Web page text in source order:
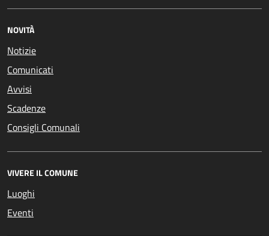
NOVITÀ
Notizie
Comunicati
Avvisi
Scadenze
Consigli Comunali
VIVERE IL COMUNE
Luoghi
Eventi